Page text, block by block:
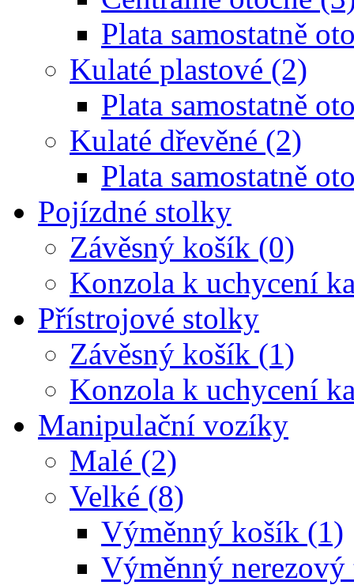
Plata samostatně
Kulaté plastové (2)
Plata samostatně
Kulaté dřevěné (2)
Plata samostatně
Pojízdné stolky
Závěsný košík (0)
Konzola k uchycení
Přístrojové stolky
Závěsný košík (1)
Konzola k uchycení
Manipulační vozíky
Malé (2)
Velké (8)
Výměnný košík (1)
Výměnný nerezový